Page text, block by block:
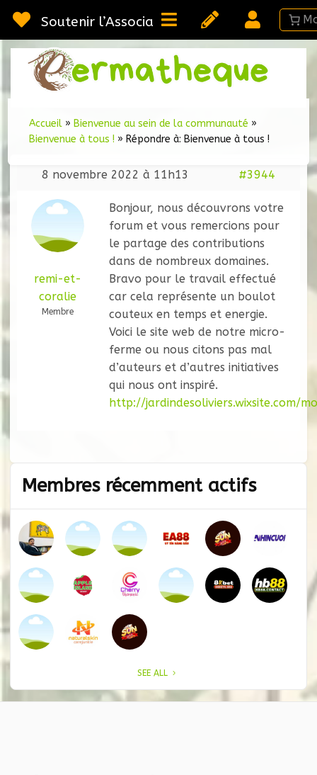
au
contenu
Soutenir l’Association
Accueil » Bienvenue au sein de la communauté »
Bienvenue à tous ! » Répondre à: Bienvenue à tous !
8 novembre 2022 à 11h13 #3944
remi-et-
coralie
Membre
Bonjour, nous découvrons votre
forum et vous remercions pour
le partage des contributions
dans de nombreux domaines.
Bravo pour le travail effectué
car cela représente un boulot
couteux en temps et energie.
Voici le site web de notre micro-
ferme ou nous citons pas mal
d’auteurs et d’autres initiatives
qui nous ont inspiré.
http://jardindesoliviers.wixsite.com/
Membres récemment actifs
SEE ALL